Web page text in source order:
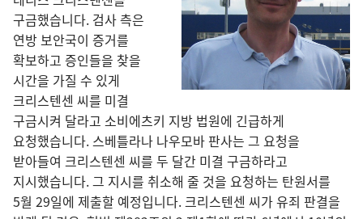
구금했습니다. 검사 측은
연방 보안국이 증거를
확보하고 증인들을 찾을
시간을 가질 수 있게
크리스텐센 씨를 미결
구금시켜 달라고 소비에츠키 지방 법원에 긴급하게
요청했습니다. 스베틀라나 나우모바 판사는 그 요청을
받아들여 크리스텐센 씨를 두 달간 미결 구금하라고
지시했습니다. 그 지시를 취소해 줄 것을 요청하는 탄원서를
5월 29일에 제출할 예정입니다. 크리스텐센 씨가 유죄 판결을